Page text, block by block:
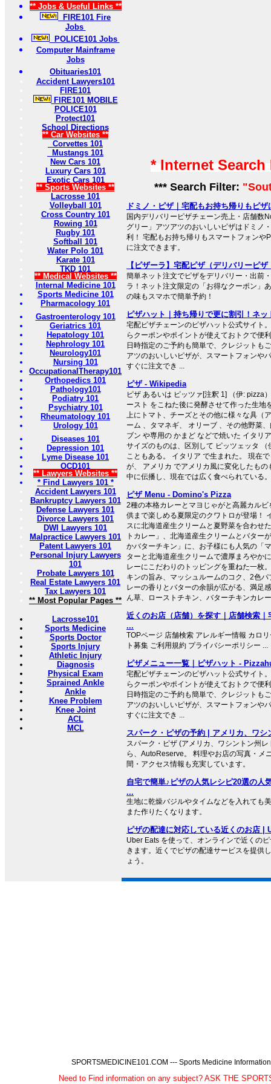
** Jobs & Useful Links **
FIRE101 Fire
Jobs
POLICE101 Jobs
Computer Mainframe
Jobs
Obituaries101
Accident Lawyers101
FIRE101
FIRE101 MOBILE
POLICE101
Protect101
School Directions
** Car Websites **
Corvettes 101
Mustangs 101
New Cars 101
Luxury Cars 101
Exotic Cars 101
** Sports Websites **
Lacrosse 101
Volleyball 101
Cross Country 101
Rowing 101
Rugby 101
Softball 101
Water Polo 101
Karate 101
TKD 101
** Medical Websites **
Internal Medicine 101
Sports Medicine 101
Pharmacology 101
Gastroenterology 101
Geriatrics 101
Hepatology 101
Nephrology 101
Neurology101
Nursing 101
OccupationalTherapy101
Orthopedics 101
Pathology101
Podiatry 101
Psychiatry 101
Rheumatology 101
Urology 101
Diseases 101
Depression 101
Lyme Disease 101
OCD101
** Lawyers Websites **
* Find Lawyers 101 *
Accident Lawyers 101
Bankruptcy Lawyers 101
Defense Lawyers 101
Divorce Lawyers 101
DWI Lawyers 101
Malpractice Lawyers 101
Patent Lawyers 101
Personal Injury Lawyers
101
Probate Lawyers 101
Real Estate Lawyers 101
Tax Lawyers 101
** Most Popular Pages **
Lacrosse101
Sports Medicine
Sports Doctor
Sports Injury
Athletic Injury
Diagnosis
Physical Exam
Sprained Ankle
Ankle
Knee Problem
Knee Joint
ACL
MCL
* Internet Search
*** Search Filter:
ドミノ・ピザ｜宅配もお持ち帰りもピザ
国内デリバリーピザチェーン売上・店舗数
グリー」アツアツのおいしいピザはドミノ
利！ 宅配もお持ち帰りもスマートフォンや
に注文できます。
【ピザーラ】宅配ピザ（デリバリーピ
簡単ネット注文でピザをデリバリー・出前
ラ！ネット注文限定の「お得なクーポン」
の味もスマホで簡単予約！
ピザハット｜持ち帰りで更に割引！ネ
宅配ピザチェーンのピザハット公式サイト
らクーポンやポイントが使えておトクで便
日時指定のご予約も簡単で、クレジットも
アツのおいしいピザが、スマートフォンや
すぐに注文でき ...
ピザ - Wikipedia
ピザ あるいは ピッツァ[注釈 1] （伊: pizza
ースト をこねた後に発酵させて作った生地
上にトマト、チーズとその他に様々な具（
ーム 、タマネギ、 オリーブ 、その他野菜
ブン や専用の かまど などで焼いた イタリ
サイズのものは、区別して ピッツェッタ （
こともある。 イタリア で生まれた。 現在
が、 アメリカ でアメリカ風に変化したも
中に伝播し、現在では広く食べられている。
ピザ Menu - Domino's Pizza
2種の本格カレーとマヨじゃがと高麗カル
供まで楽しめる夏限定のクワトロが登場！
スに北海道産生クリームと夏野菜を合わせ
トカレー」、北海道産生クリームとバター
かバターチキン」に、お子様にも人気の「
ターと北海道産生クリームで濃厚まろやか
レーにこだわりのトッピングを重ねた一枚
キンの旨み、マッシュルームのコク、2色パ
レーの香りとバターの余韻が広がる、満足
ん草、ローストチキン、バターチキンカレ
近くのお店（店舗）を探す｜店舗検索｜
...
TOPページ 店舗検索 アレルギー情報 カロ
ト募集 ご利用規約 プライバシーポリシー ...
ピザメニュー一覧｜ピザハット -
宅配ピザチェーンのピザハット公式サイト
らクーポンやポイントが使えておトクで便
日時指定のご予約も簡単で、クレジットも
アツのおいしいピザが、スマートフォンや
すぐに注文でき ...
スパーク・ピザの予約 | アメリカ、ワシ
スパーク・ピザ (アメリカ、ワシントン州
ら、AutoReserve。 料理やお店の写真・メ
間・アクセス情報も充実しています。
自宅で簡単♪ピザの人気レシピ20選の人
...
生地に乾燥バジルやタイムなどを入れても
また作りたくなります。
ピザの配達に対応している近くのお店 |
Uber Eats を使って、オンラインで近くの
きます。近くでピザの配達サービスを提供
ょう。
SPORTSMEDICINE101.COM --- Sports Medicine
Need to Find information on any subject? ASK THE